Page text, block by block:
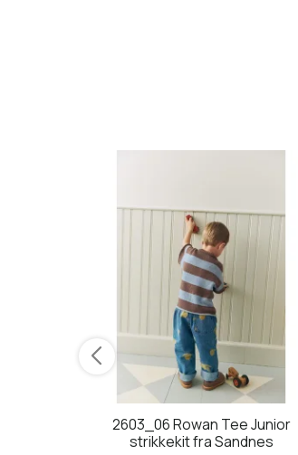
2603_06 Rowan Tee Junior
strikkekit fra Sandnes